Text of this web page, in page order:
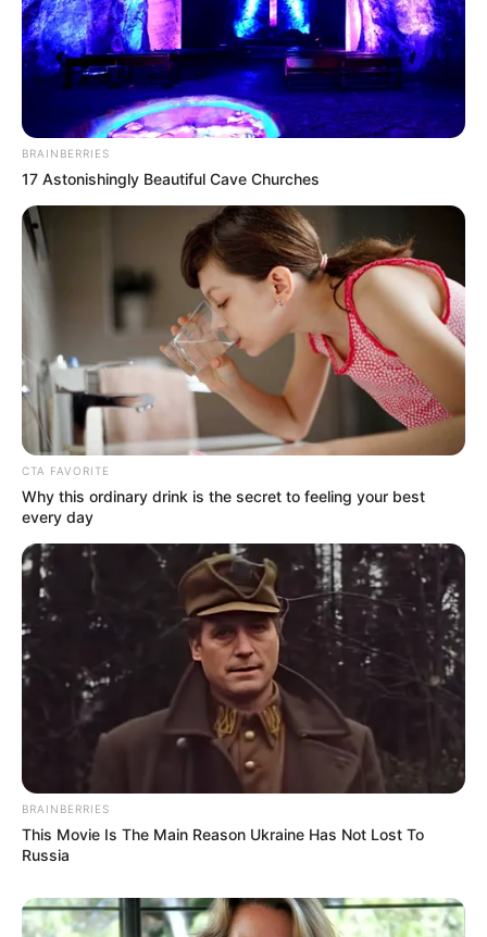
BRAINBERRIES
17 Astonishingly Beautiful Cave Churches
CTA FAVORITE
Why this ordinary drink is the secret to feeling your best
every day
BRAINBERRIES
This Movie Is The Main Reason Ukraine Has Not Lost To
Russia